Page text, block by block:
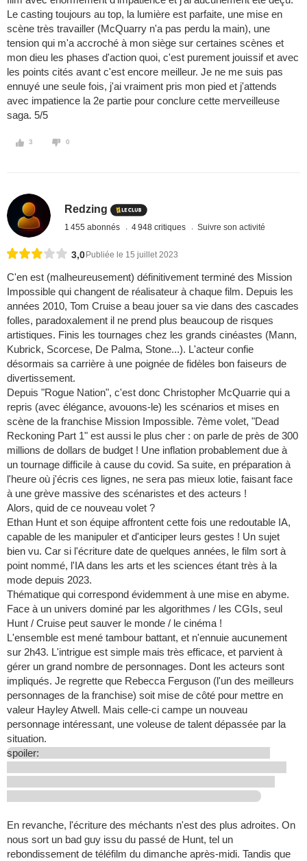
Le casting toujours au top, la lumière est parfaite, une mise en
scène très travailler (McQuarry n'a pas perdu la main), une
tension qui m'a accroché à mon siège sur certaines scènes et
mon dieu les phases d'action quoi, c'est purement jouissif et avec
les points cités avant c'est encore meilleur. Je ne me suis pas
ennuyé une seule fois, j'ai vraiment pris mon pied et j'attends
avec impatience la 2e partie pour conclure cette merveilleuse
saga. 5/5
3 0
Redzing
1 455 abonnés 4 948 critiques Suivre son activité
3,0 Publiée le 15 juillet 2023
C'en est (malheureusement) définitivement terminé des Mission
Impossible qui changent de réalisateur à chaque film. Depuis les
années 2010, Tom Cruise a beau jouer sa vie dans des cascades
folles, paradoxalement il ne prend plus beaucoup de risques
artistiques. Finis les tournages chez les grands cinéastes (Mann,
Kubrick, Scorcese, De Palma, Stone...). L'acteur confie
désormais sa carrière à une poignée de fidèles bon faiseurs de
divertissement.
Depuis "Rogue Nation", c'est donc Christopher McQuarrie qui a
repris (avec élégance, avouons-le) les scénarios et mises en
scène de la franchise Mission Impossible. 7ème volet, "Dead
Reckoning Part 1" est aussi le plus cher : on parle de près de 300
millions de dollars de budget ! Une inflation probablement due à
un tournage difficile à cause du covid. Sa suite, en préparation à
l'heure où j'écris ces lignes, ne sera pas mieux lotie, faisant face
à une grève massive des scénaristes et des acteurs !
Alors, quid de ce nouveau volet ?
Ethan Hunt et son équipe affrontent cette fois une redoutable IA,
capable de les manipuler et d'anticiper leurs gestes ! Un sujet
bien vu. Car si l'écriture date de quelques années, le film sort à
point nommé, l'IA dans les arts et les sciences étant très à la
mode depuis 2023.
Thématique qui correspond évidemment à une mise en abyme.
Face à un univers dominé par les algorithmes / les CGIs, seul
Hunt / Cruise peut sauver le monde / le cinéma !
L'ensemble est mené tambour battant, et n'ennuie aucunement
sur 2h43. L'intrigue est simple mais très efficace, et parvient à
gérer un grand nombre de personnages. Dont les acteurs sont
impliqués. Je regrette que Rebecca Ferguson (l'un des meilleurs
personnages de la franchise) soit mise de côté pour mettre en
valeur Hayley Atwell. Mais celle-ci campe un nouveau
personnage intéressant, une voleuse de talent dépassée par la
situation.
spoiler:
En revanche, l'écriture des méchants n'est des plus adroites. On
nous sort un bad guy issu du passé de Hunt, tel un
rebondissement de téléfilm du dimanche après-midi. Tandis que